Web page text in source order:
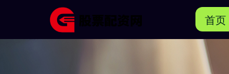
首页